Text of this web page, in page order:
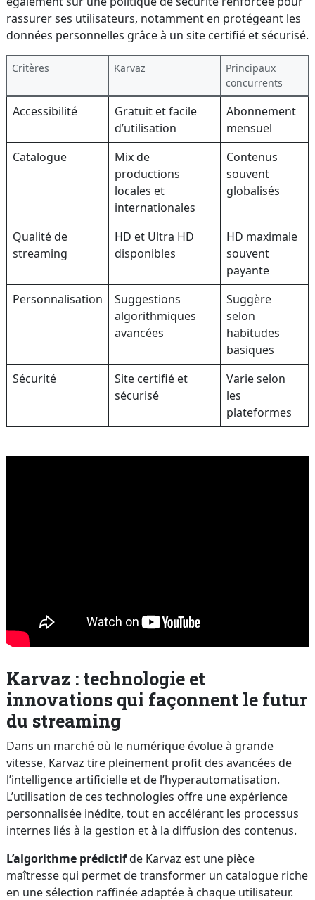
rassurer ses utilisateurs, notamment en protégeant les
données personnelles grâce à un site certifié et sécurisé.
Critères Karvaz
Principaux
concurrents
Accessibilité
Gratuit et facile
d’utilisation
Abonnement
mensuel
Catalogue
Mix de
productions
locales et
internationales
Contenus
souvent
globalisés
Qualité de
streaming
HD et Ultra HD
disponibles
HD maximale
souvent
payante
Personnalisation
Suggestions
algorithmiques
avancées
Suggère
selon
habitudes
basiques
Sécurité
Site certifié et
sécurisé
Varie selon
les
plateformes
Karvaz : technologie et
innovations qui façonnent le futur
du streaming
Dans un marché où le numérique évolue à grande
vitesse, Karvaz tire pleinement profit des avancées de
l’intelligence artificielle et de l’hyperautomatisation.
L’utilisation de ces technologies offre une expérience
personnalisée inédite, tout en accélérant les processus
internes liés à la gestion et à la diffusion des contenus.
L’algorithme prédictifde Karvaz est une pièce
maîtresse qui permet de transformer un catalogue riche
en une sélection raffinée adaptée à chaque utilisateur.